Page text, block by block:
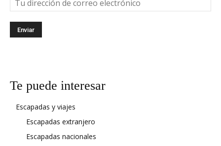
Te puede interesar
Escapadas y viajes
Escapadas extranjero
Escapadas nacionales